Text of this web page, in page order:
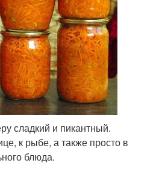
сладкий и пикантный.
к рыбе, а также просто в
блюда.